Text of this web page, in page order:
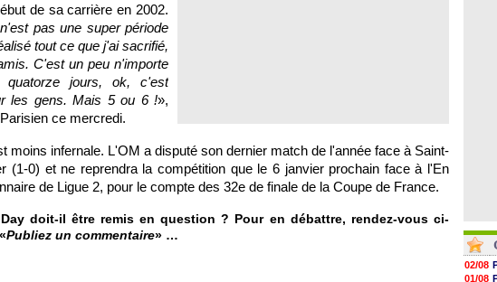
de sa carrière en 2002.
pas une super période
tout ce que j'ai sacrifié,
C'est un peu n'importe
jours, ok, c'est
les gens. Mais 5 ou 6 !»,
ce mercredi.
moins infernale. L'OM a disputé son dernier match de l'année face à Saint-
(1-0) et ne reprendra la compétition que le 6 janvier prochain face à l'En
de Ligue 2, pour le compte des 32e de finale de la Coupe de France.
doit-il être remis en question ? Pour en débattre, rendez-vous ci-
Publiez un commentaire» …
02/08
01/08